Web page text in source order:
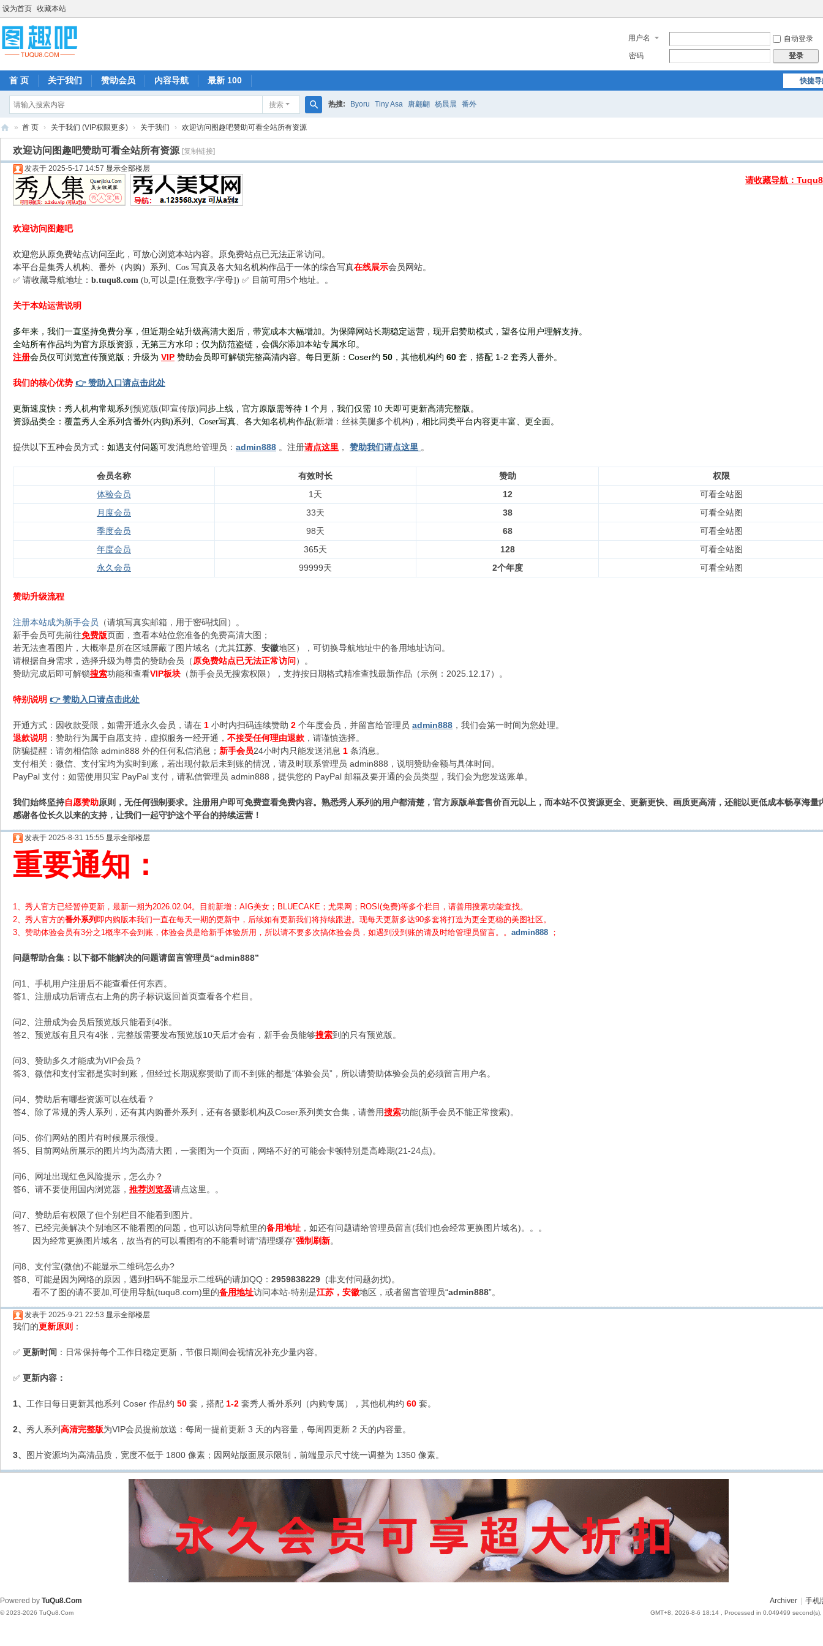
设为首页 收藏本站
用户名
自动登录
密码
登录
快捷
首 页 关于我们 赞助会员 内容导航 最新 100
搜索
索
热搜: Byoru Tiny Asa 唐翩翩 杨晨晨 番外
趣
» 首 页 › 关于我们 (VIP权限更多) › 关于我们 › 欢迎访问图趣吧赞助可看全站所有资源
欢迎访问图趣吧赞助可看全站所有资源 [复制链接]
发表于 2025-5-17 14:57 显示全部楼层
请收藏导航：
欢迎访问图趣吧
欢迎您从原免费站点访问至此，可放心浏览本站内容。原免费站点已无法正常访问。
本平台是集秀人机构、番外（内购）系列、Cos 写真及各大知名机构作品于一体的综合写真在线展示会员网站。
✅ 请收藏导航地址： b.tuqu8.com (b,可以是[任意数字/字母]) ✅ 目前可用5个地址。。
关于本站运营说明
多年来，我们一直坚持免费分享，但近期全站升级高清大图后，带宽成本大幅增加。为保障网站长期稳定运营，现开启赞助模式，望各位用户理解支持。
全站所有作品均为官方原版资源，无第三方水印；仅为防范盗链，会偶尔添加本站专属水印。
注册会员仅可浏览宣传预览版 ； 升级为 VIP 赞助会员即可解锁完整高清内容。每日更新： Coser约 50 ，其他机构约 60 套， 搭配 1-2 套秀人番外。
我们的核心优势 👉 赞助入口请点击此处
更新速度快：秀人机构常规系列 预览版(即宣传版) 同步上线，官方原版需等待 1 个月，我们仅需 10 天即可更新高清完整版。
资源品类全：覆盖秀人全系列含番外(内购)系列、Coser写真、各大知名机构作品(新增：丝袜美腿多个机构)，相比同类平台内容更丰富、更全面。
提供以下五种会员方式： 如遇支付问题可发消息给管理员： admin888 。注册请点这里 ， 赞助我们请点这里 。
会员名称 有效时长 赞助
权限
体验会员
1天 12
可看全站图
月度会员
33天 38
可看全站图
季度会员
98天 68
可看全站图
年度会员
365天 128
可看全站图
永久会员
99999天 2个年度 可看全站图
赞助升级流程
注册本站成为新手会员 （请填写真实邮箱，用于密码找回）。
新手会员可先前往免费版页面，查看本站位您准备的免费高清大图；
若无法查看图片，大概率是所在区域屏蔽了图片域名（尤其江苏 安徽地区），可切换导航地址中的备用地址访问。
请根据自身需求，选择升级为尊贵的赞助会员（原免费站点已无法正常访问 ）。
赞助完成后即可解锁搜索功能和查看VIP板块 （新手会员无搜索权限），支持按日期格式精准查找最新作品（示例：2025.12.17）。
特别说明 👉 赞助入口请点击此处
开通方式：因收款受限，如需开通永久会员，请在 1 小时内扫码连续赞助 2 个年度会员，并留言给管理员 admin888 ，我们会第一时间为您处理。
退款说明 ：赞助行为属于自愿支持，虚拟服务一经开通， 不接受任何理由退款 ，请谨慎选择。
防骗提醒：请勿相信除 admin888 外的任何私信消息； 新手会员24小时内只能发送消息 1 条消息。
支付相关：微信、支付宝均为实时到账，若出现付款后未到账的情况，请及时联系管理员 admin888，说明赞助金额与具体时间。
PayPal 支付：如需使用贝宝 PayPal 支付，请私信管理员 admin888，提供您的 PayPal 邮箱及要开通的会员类型，我们会为您发送账单。
我们始终坚持自愿赞助原则，无任何强制要求。注册用户即可免费查看免费内容。熟悉秀人系列的用户都清楚，官方原版单套售价百元以上，而本站不仅资源更全、更新更快、画质更高清，还能以更低成本畅享海量
感谢各位长久以来的支持，让我们一起守护这个平台的持续运营！
发表于 2025-8-31 15:55 显示全部楼层
重要通知：
1、秀人官方已经暂停更新，最新一期为2026.02.04。目前新增：AIG美女；BLUECAKE；尤果网；ROSI(免费)等多个栏目，请善用搜素功能查找。
2、 秀人官方的番外系列 即内购版本我们一直在每天一期的更新中，后续如有更新我们将持续跟进。现每天更新多达90多套将打造为更全更稳的美图社区。
3、赞助体验会员有3分之1概率不会到账，体验会员是给新手体验所用，所以请不要多次搞体验会员，如遇到没到账的请及时给管理员留言。。 admin888 ；
问题帮助合集 ：以下都不能解决的问题请留言管理员“admin888”
问1、手机用户注册后不能查看任何东西。
答1、注册成功后请点右上角的房子标识返回首页查看各个栏目。
问2、注册成为会员后预览版只能看到4张。
答2、预览版有且只有4张，完整版需要发布预览版10天后才会有，新手会员能够搜索到的只有预览版。
问3、赞助多久才能成为VIP会员？
答3、微信和支付宝都是实时到账，但经过长期观察赞助了而不到账的都是“体验会员”，所以请赞助体验会员的必须留言用户名。
问4、赞助后有哪些资源可以在线看？
答4、除了常规的秀人系列，还有其内购番外系列，还有各摄影机构及Coser系列美女合集，请善用搜索功能(新手会员不能正常搜索)。
问5、你们网站的图片有时候展示很慢。
答5、目前网站所展示的图片均为高清大图，一套图为一个页面，网络不好的可能会卡顿特别是高峰期(21-24点)。
问6、网址出现红色风险提示，怎么办？
答6、请不要使用国内浏览器， 推荐浏览器请点这里。。
问7、赞助后有权限了但个别栏目不能看到图片。
答7、已经完美解决个别地区不能看图的问题，也可以访问导航里的备用地址 ，如还有问题请给管理员留言(我们也会经常更换图片域名)。。。
因为经常更换图片域名，故当有的可以看图有的不能看时请“清理缓存”强制刷新。
问8、支付宝(微信)不能显示二维码怎么办?
答8、可能是因为网络的原因，遇到扫码不能显示二维码的请加QQ： 2959838229 (非支付问题勿扰)。
看不了图的请不要加,可使用导航(tuqu8.com)里的备用地址访问本站-特别是江苏，安徽地区，或者留言管理员“admin888”。
发表于 2025-9-21 22:53 显示全部楼层
我们的更新原则 ：
✅ 更新时间 ：日常保持每个工作日稳定更新，节假日期间会视情况补充少量内容。
✅ 更新内容：
1、 工作日每日更新其他系列 Coser 作品约 50 套，搭配 1-2 套秀人番外系列（内购专属），其他机构约 60 套。
2、 秀人系列高清完整版为VIP会员提前放送：每周一提前更新 3 天的内容量，每周四更新 2 天的内容量。
3、 图片资源均为高清品质，宽度不低于 1800 像素；因网站版面展示限制，前端显示尺寸统一调整为 1350 像素。
Archiver 手机
GMT+8, 2026-8-6 18:14 , Processed in 0.049499
Powered by TuQu8.Com
© 2023-2026 TuQu8.Com